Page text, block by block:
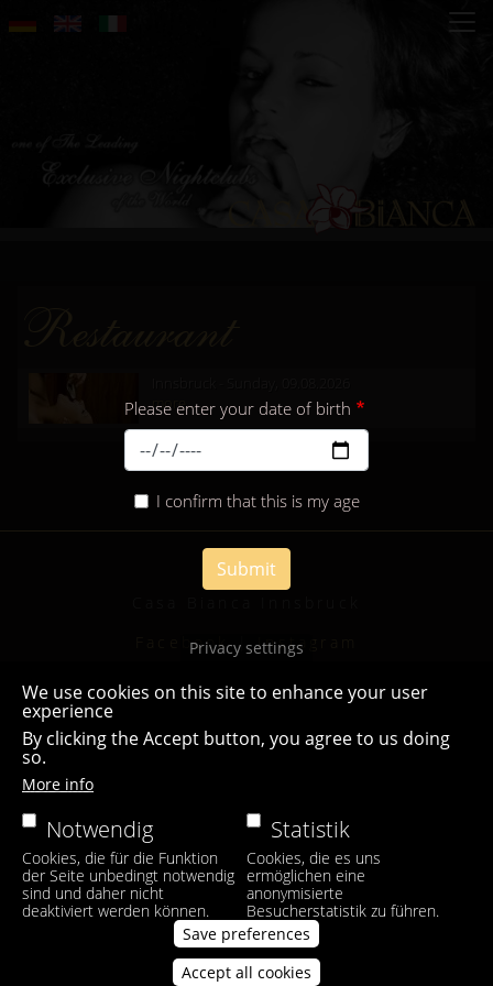
Please enter your date of birth
I confirm that this is my age
Submit
more...
Facebook|Instagram
Privacy settings
We use cookies on this site to enhance your user
experience
By clicking the Accept button, you agree to us doing
so.
More info
Notwendig
Cookies, die für die Funktion
der Seite unbedingt notwendig
sind und daher nicht
deaktiviert werden können.
Statistik
Cookies, die es uns
ermöglichen eine
anonymisierte
Besucherstatistik zu führen.
Save preferences
Accept all cookies